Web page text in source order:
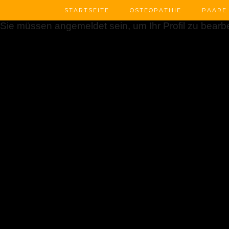
STARTSEITE OSTEOPATHIE PAARE
Sie müssen angemeldet sein, um Ihr Profil zu